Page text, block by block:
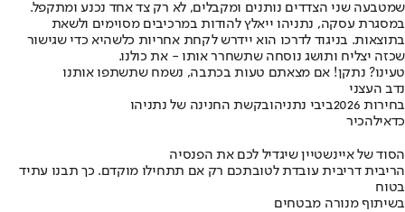
שמטבעה שני הצדדים נותנים ומקבלים, לא רק צד אחד נכנע ומתקפל.
במסגרת עסקה, נתניהו ייאלץ להודות במרכיבים מסוימים ולשאת
בתוצאות. בניגוד לדרכו הוא יידרש לקחת אחריות כלשהיא כדי שגישור
שכזה יצליח ותושג נוסחה שתשחרר אותו - את כולנו.
טעינו? נתקן! אם מצאתם טעות בכתבה, נשמח שתשתפו אותנו
נדב העצני
בחירות 2026
ביבי נתניהובקשת החנינה של נתניהו
כדאילהכיר
הסוד של איינשטיין שיגדיל לכם את הפנסיה
הריבית דריבית עובדת לטובתכם רק אם תתחילו מוקדם. כך תבנו עתיד
בטוח
בשיתוף מנורה מבטחים